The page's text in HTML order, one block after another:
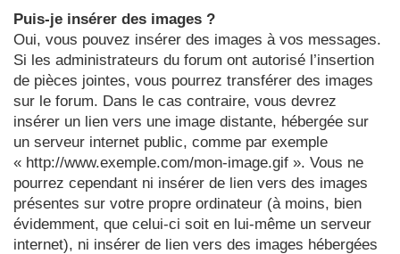
Puis-je insérer des images ?
Oui, vous pouvez insérer des images à vos messages.
Si les administrateurs du forum ont autorisé l’insertion
de pièces jointes, vous pourrez transférer des images
sur le forum. Dans le cas contraire, vous devrez
insérer un lien vers une image distante, hébergée sur
un serveur internet public, comme par exemple
« http://www.exemple.com/mon-image.gif ». Vous ne
pourrez cependant ni insérer de lien vers des images
présentes sur votre propre ordinateur (à moins, bien
évidemment, que celui-ci soit en lui-même un serveur
internet), ni insérer de lien vers des images hébergées